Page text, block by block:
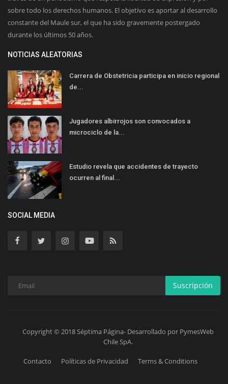
sobre todo los derechos humanos. El objetivo es aportar al desarrollo
constante del Maule sur, el que ha sido gravemente postergado
durante los últimos 50 años.
NOTICIAS ALEATORIAS
Carrera de Obstetricia participa en inicio regional
de...
Jugadores albirrojos son convocados a
microciclo de la...
Estudio revela que accidentes de trayecto
ocurren al final...
SOCIAL MEDIA
Suscripción
Copyright © 2018 Séptima Página- Desarrollado por PymesWeb
Chile SpA.
Contacto Políticas de Privacidad Terms & Conditions